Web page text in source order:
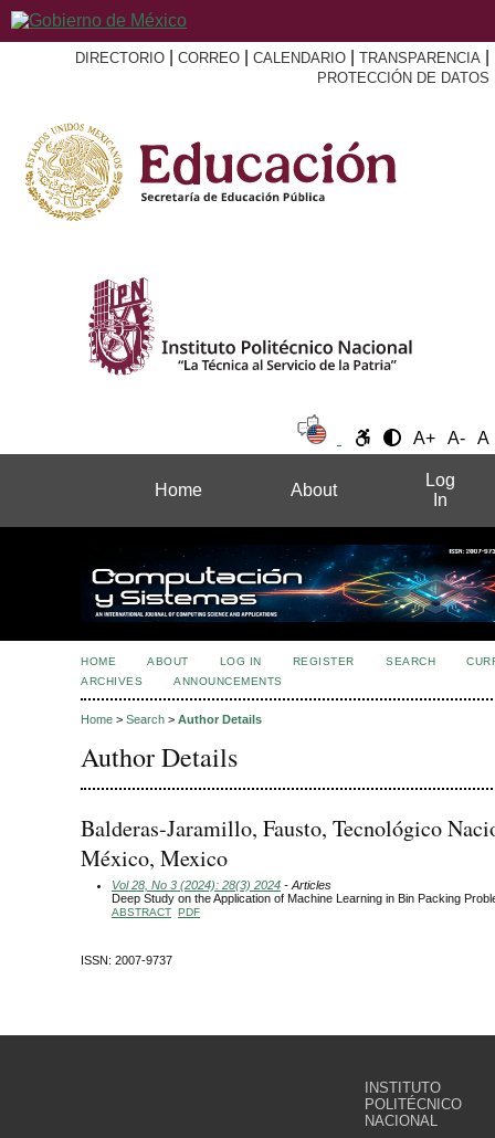
DIRECTORIO CORREO CALENDARIO TRANSPARENCIA
PROTECCIÓN DE DATOS
A+ A- A
Home About
Log
In
HOME ABOUT LOG IN REGISTER SEARCH
ARCHIVES
ANNOUNCEMENTS
Home > Search > Author Details
Author Details
Balderas-Jaramillo, Fausto, Tecnológico
México, Mexico
Vol 28, No 3 (2024): 28(3) 2024 - Articles
Deep Study on the Application of Machine Learning in Bin Packing
ABSTRACT PDF
ISSN: 2007-9737
INSTITUTO
POLITÉCNICO
NACIONAL